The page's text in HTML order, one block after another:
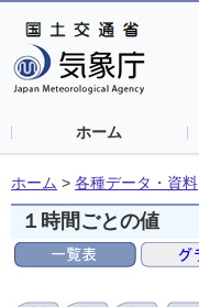
ホーム
ホーム > 各種データ・資料
１時間ごとの値